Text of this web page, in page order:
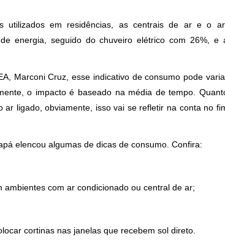
utilizados em residências, as centrais de ar e o
energia, seguido do chuveiro elétrico com 26%, e
Marconi Cruz, esse indicativo de consumo pode
o impacto é baseado na média de tempo.
ligado, obviamente, isso vai se refletir na conta no
elencou algumas de dicas de consumo. Confira:
com ar condicionado ou central de ar;
cortinas nas janelas que recebem sol direto.